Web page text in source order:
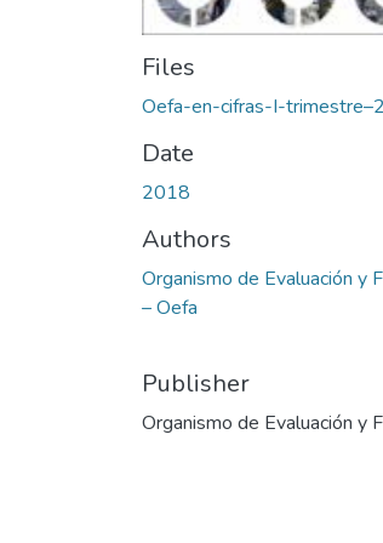
Files
Oefa-en-cifras-I-
Date
2018
Authors
Organismo de Evaluación y
– Oefa
Publisher
Organismo de Evaluación y